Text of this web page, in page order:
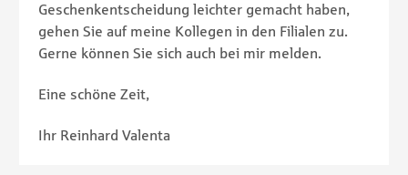
Geschenkentscheidung leichter gemacht haben,
gehen Sie auf meine Kollegen in den Filialen zu.
Gerne können Sie sich auch bei mir melden.
Eine schöne Zeit,
Ihr Reinhard Valenta